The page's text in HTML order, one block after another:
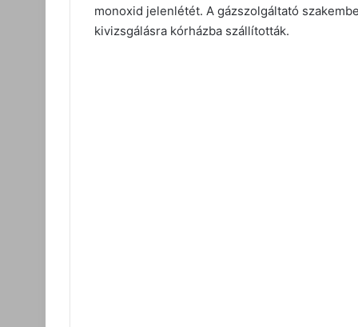
monoxid jelenlétét. A gázszolgáltató
kivizsgálásra kórházba szállították.